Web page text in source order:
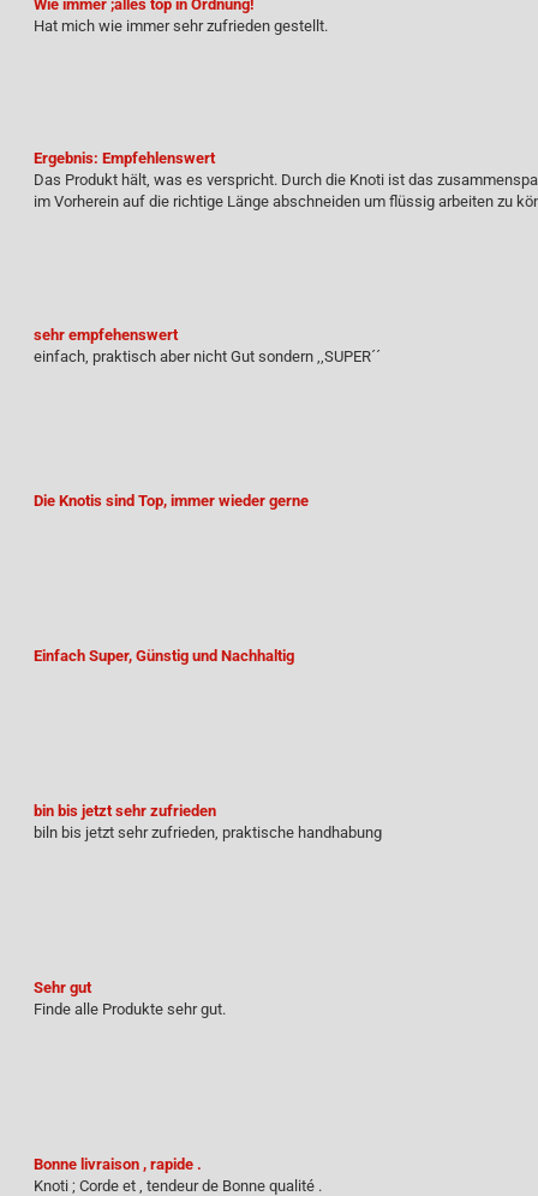
Wie immer ;alles top in Ordnung!
Hat mich wie immer sehr zufrieden gestellt.
Ergebnis: Empfehlenswert
Das Produkt hält, was es verspricht. Durch die Knoti ist das
im Vorherein auf die richtige Länge abschneiden um flüssig arbeiten zu
sehr empfehenswert
einfach, praktisch aber nicht Gut sondern ,,SUPER´´
Die Knotis sind Top, immer wieder gerne
Einfach Super, Günstig und Nachhaltig
bin bis jetzt sehr zufrieden
biln bis jetzt sehr zufrieden, praktische handhabung
Sehr gut
Finde alle Produkte sehr gut.
Bonne livraison , rapide .
Knoti ; Corde et , tendeur de Bonne qualité .